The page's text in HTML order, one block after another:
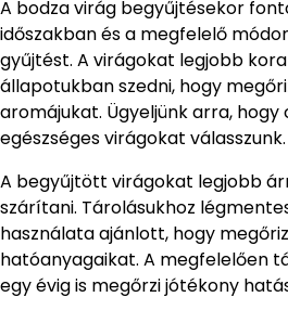
A bodza virág begyűjtésekor
időszakban és a megfelelő
gyűjtést. A virágokat legjobb
állapotukban szedni, hogy
aromájukat. Ügyeljünk arra,
egészséges virágokat válasszunk.
A begyűjtött virágokat legjobb
szárítani. Tárolásukhoz
használata ajánlott, hogy
hatóanyagaikat. A megfelelően
egy évig is megőrzi jótékony